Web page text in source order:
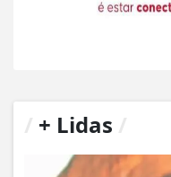
+ Lidas